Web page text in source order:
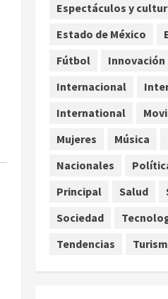
4
de
Espectáculos y
Estado de México
Fútbol
Internacional
International
Mujeres
Música
Nacionales
Principal
Salud
Sociedad
Tendencias